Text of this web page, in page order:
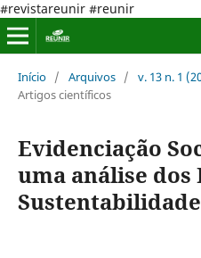
#revistareunir #reunir
Início / Arquivos / v. 13 n. 1
Artigos científicos
Evidenciação
uma análise dos
Sustentabilidade